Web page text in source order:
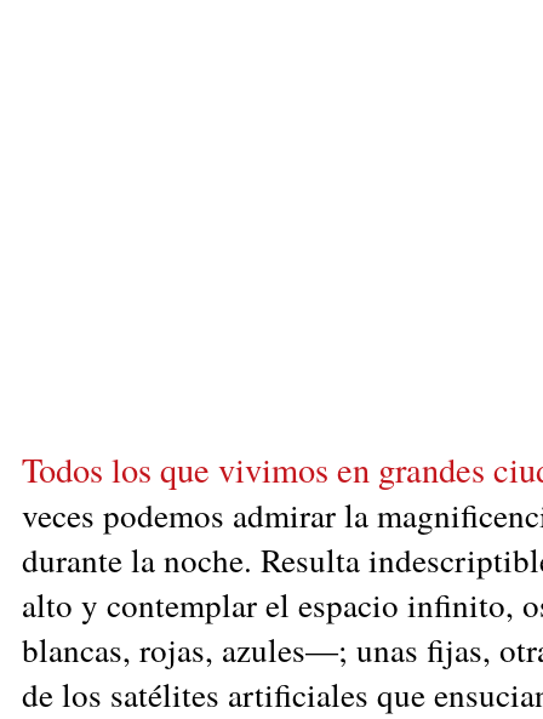
Todos los que vivimos en grandes
veces podemos admirar la
durante la noche. Resulta
alto y contemplar el espacio infinito,
blancas, rojas, azules—; unas fijas,
de los satélites artificiales que